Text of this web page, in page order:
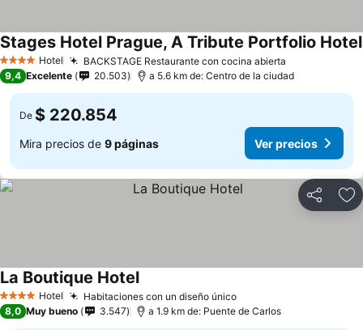
4 EstrellasHotel BACKSTAGE Restaurante con cocina abierta
Stages Hotel Prague, A Tribute Portfolio Hotel
9,4 Excelente 20.503 a 5.6 km de: Centro de la ciudad
De $ 220.854
Mira precios de 9 páginas Ver precios
Compartir
4 EstrellasHotel Habitaciones con un diseño únicoVer precios
La Boutique HotelVer precios
8,0 Muy bueno 3.547 a 1.9 km de: Puente de Carlos